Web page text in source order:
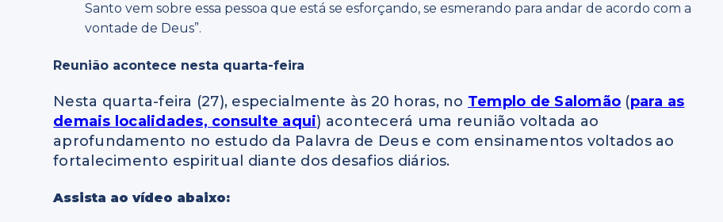
Santo vem sobre essa pessoa que está se esforçando, se esmerando para andar de acordo com a
vontade de Deus”.
Reunião acontece nesta quarta-feira
Nesta quarta-feira (27), especialmente às 20 horas, no Templo de Salomão (para as
demais localidades, consulte aqui) acontecerá uma reunião voltada ao
aprofundamento no estudo da Palavra de Deus e com ensinamentos voltados ao
fortalecimento espiritual diante dos desafios diários.
Assista ao vídeo abaixo: